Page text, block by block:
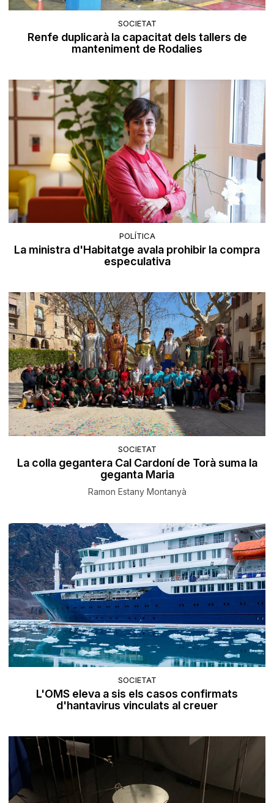
SOCIETAT
Renfe duplicarà la capacitat dels tallers de
manteniment de Rodalies
POLÍTICA
La ministra d'Habitatge avala prohibir la compra
especulativa
SOCIETAT
La colla gegantera Cal Cardoní de Torà suma la
geganta Maria
Ramon Estany Montanyà
SOCIETAT
L'OMS eleva a sis els casos confirmats
d'hantavirus vinculats al creuer